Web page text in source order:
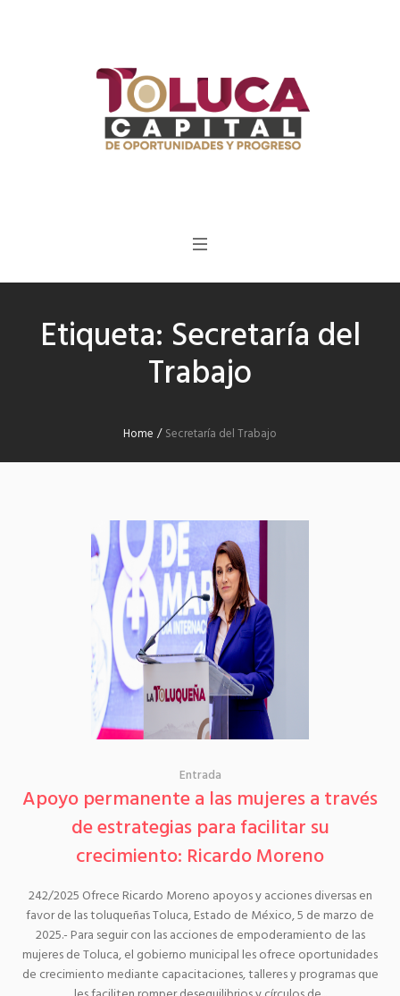
Etiqueta: Secretaría del
Trabajo
Home /Secretaría del Trabajo
Entrada
Apoyo permanente a las mujeres a través
de estrategias para facilitar su
crecimiento: Ricardo Moreno
242/2025 Ofrece Ricardo Moreno apoyos y acciones diversas en
favor de las toluqueñas Toluca, Estado de México, 5 de marzo de
2025.- Para seguir con las acciones de empoderamiento de las
mujeres de Toluca, el gobierno municipal les ofrece oportunidades
de crecimiento mediante capacitaciones, talleres y programas que